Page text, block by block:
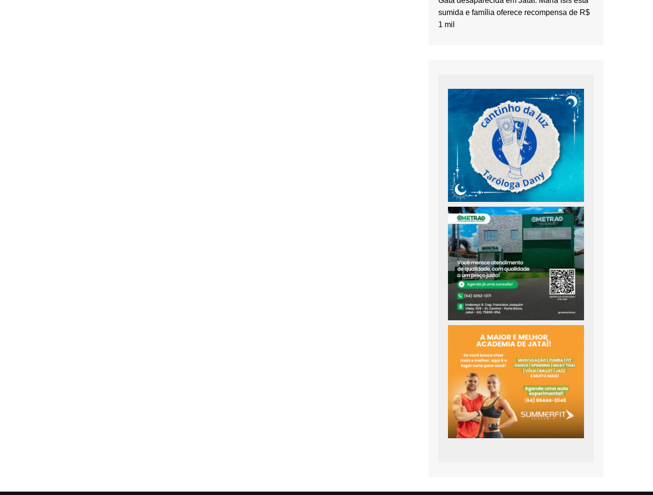
sumida e família oferece recompensa de R$
1 mil